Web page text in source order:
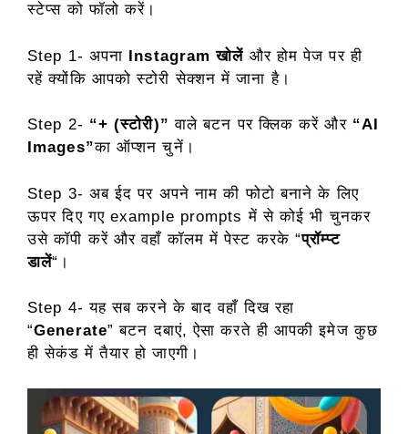
स्टेप्स को फॉलो करें।
Step 1- अपना Instagram खोलें और होम पेज पर ही
रहें क्योंकि आपको स्टोरी सेक्शन में जाना है।
Step 2- “+ (स्टोरी)” वाले बटन पर क्लिक करें और “AI
Images”का ऑप्शन चुनें।
Step 3- अब ईद पर अपने नाम की फोटो बनाने के लिए
ऊपर दिए गए example prompts में से कोई भी चुनकर
उसे कॉपी करें और वहाँ कॉलम में पेस्ट करके “प्रॉम्प्ट
डालें“।
Step 4- यह सब करने के बाद वहाँ दिख रहा
“Generate” बटन दबाएं, ऐसा करते ही आपकी इमेज कुछ
ही सेकंड में तैयार हो जाएगी।